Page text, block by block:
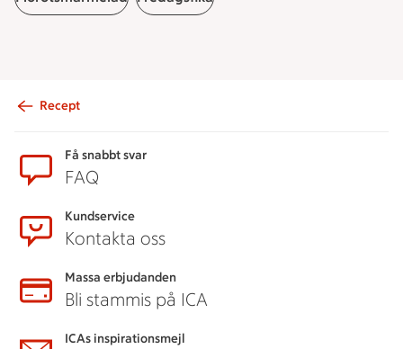
Recept
Få snabbt svar
FAQ
Kundservice
Kontakta oss
Massa erbjudanden
Bli stammis på ICA
ICAs inspirationsmejl